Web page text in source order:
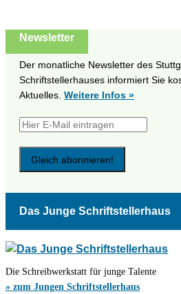
Newsletter
Der monatliche Newsletter des
Schriftstellerhauses informiert Sie
Aktuelles. Weitere Infos »
Das Junge Schriftstellerhaus
Die Schreibwerkstatt für junge Talente
» zum Jungen Schriftstellerhaus